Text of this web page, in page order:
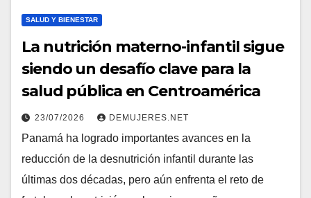
SALUD Y BIENESTAR
La nutrición materno-infantil sigue
siendo un desafío clave para la
salud pública en Centroamérica
23/07/2026 DEMUJERES.NET
Panamá ha logrado importantes avances en la
reducción de la desnutrición infantil durante las
últimas dos décadas, pero aún enfrenta el reto de